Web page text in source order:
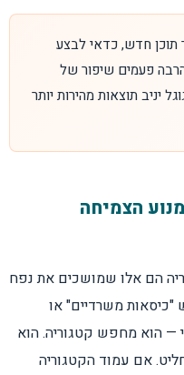
תוכן חדש, כדאי לבצע
פעמים שיפור של
יניב תוצאות מהירות יותר
הצמיחה
הם אלו שמושכים את נפח
משרדיים" או
הוא מחפש קטגוריה. הוא
אם עמוד הקטגוריה